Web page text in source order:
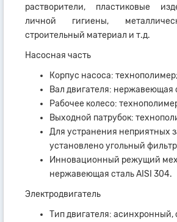
растворители, пластиковые
личной гигиены,
строительный материал и т.д.
Насосная часть
Корпус насоса: технополимер;
Вал двигателя: нержавеющая
Рабочее колесо:
Выходной патрубок:
Для устранения неприятных
установлено угольный
Инновационный режущий
нержавеющая сталь AISI 304.
Электродвигатель
Тип двигателя: асинхронный,